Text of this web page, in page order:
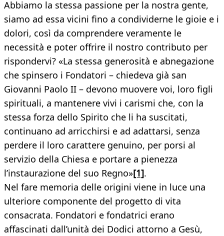
Abbiamo la stessa passione per la nostra gente,
siamo ad essa vicini fino a condividerne le gioie e i
dolori, così da comprendere veramente le
necessità e poter offrire il nostro contributo per
rispondervi? «La stessa generosità e abnegazione
che spinsero i Fondatori – chiedeva già san
Giovanni Paolo II – devono muovere voi, loro figli
spirituali, a mantenere vivi i carismi che, con la
stessa forza dello Spirito che li ha suscitati,
continuano ad arricchirsi e ad adattarsi, senza
perdere il loro carattere genuino, per porsi al
servizio della Chiesa e portare a pienezza
l’instaurazione del suo Regno»[1].
Nel fare memoria delle origini viene in luce una
ulteriore componente del progetto di vita
consacrata. Fondatori e fondatrici erano
affascinati dall’unità dei Dodici attorno a Gesù,